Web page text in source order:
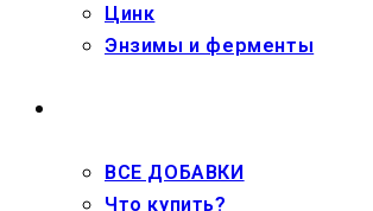
Цинк
Энзимы и ферменты
ВСЕ ДОБАВКИ
Что купить?